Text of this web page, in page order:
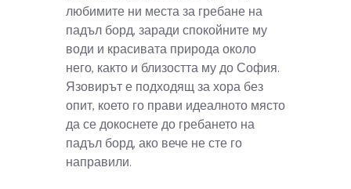
любимите ни места за гребане на
падъл борд, заради спокойните му
води и красивата природа около
него, както и близостта му до София.
Язовирът е подходящ за хора без
опит, което го прави идеалното място
да се докоснете до гребането на
падъл борд, ако вече не сте го
направили.